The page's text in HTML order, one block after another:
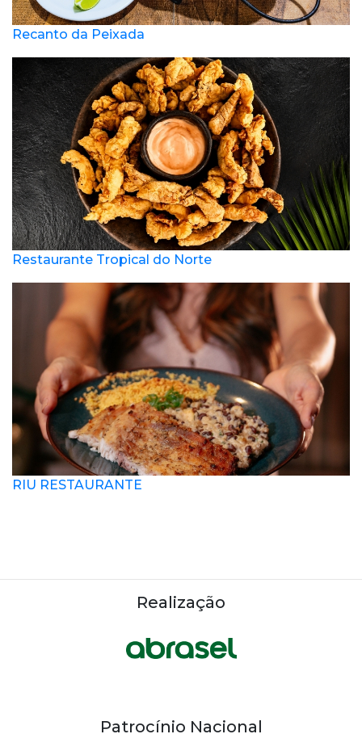
Recanto da Peixada
Restaurante Tropical do Norte
RIU RESTAURANTE
Realização
Patrocínio Nacional